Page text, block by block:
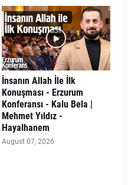
İnsanın Allah İle İlk
Konuşması - Erzurum
Konferansı - Kalu Bela |
Mehmet Yıldız -
Hayalhanem
August 07, 2026